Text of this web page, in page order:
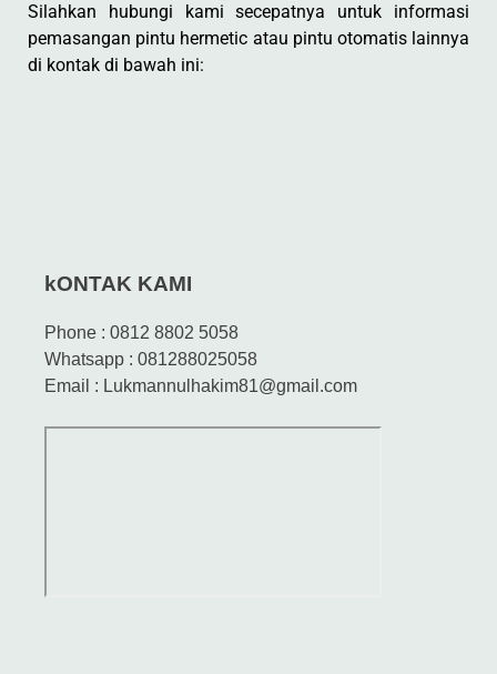
Silahkan hubungi kami secepatnya untuk informasi
pemasangan pintu hermetic atau pintu otomatis lainnya
di kontak di bawah ini:
kONTAK KAMI
Phone : 0812 8802 5058
Whatsapp : 081288025058
Email : Lukmannulhakim81@gmail.com